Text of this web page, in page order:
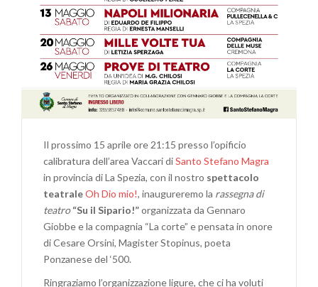
Il prossimo 15 aprile ore 21:15 presso l’opificio
calibratura dell’area Vaccari diSanto Stefano Magra
in provincia di La Spezia, con il nostro spettacolo
teatraleOh Dio mio!, inaugureremo la rassegna di
teatro “Su il Sipario!”organizzata da Gennaro
Giobbe e la compagnia “La corte” e pensata in onore
di Cesare Orsini, Magister Stopinus, poeta
Ponzanese del ‘500.
Ringraziamo l’organizzazione ligure, che ci ha voluti